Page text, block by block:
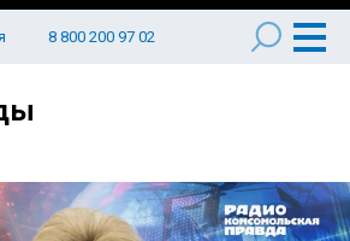
8 800 200 97 02